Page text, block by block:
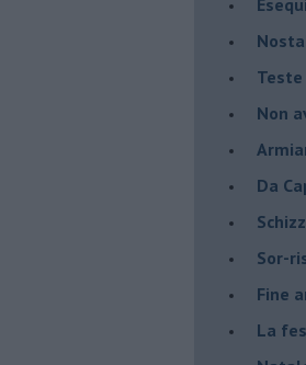
Non
Da
Sor-
Fine
La